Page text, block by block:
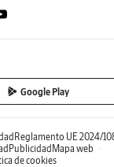
Google Play
Reglamento UE 2024/
Publicidad Mapa web
de cookies